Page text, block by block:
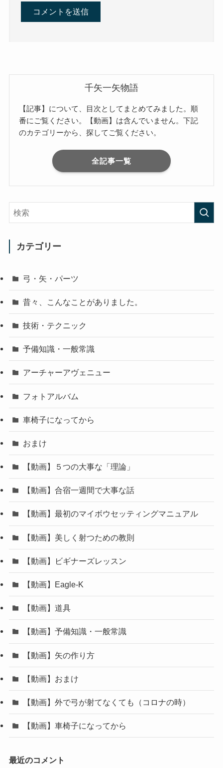
千矢一矢物語
【記事】について、目次としてまとめてみました。順
番にご覧ください。【動画】は含んでいません。下記
のカテゴリーから、探してご覧ください。
全記事一覧
カテゴリー
弓・矢・パーツ
昔々、こんなことがありました。
技術・テクニック
予備知識・一般常識
アーチャーアヴェニュー
フォトアルバム
車椅子になってから
おまけ
【動画】５つの大事な「理論」
【動画】合宿一週間で大事な話
【動画】最初のマイボウセッティングマニュアル
【動画】美しく射つための教則
【動画】ビギナーズレッスン
【動画】Eagle-K
【動画】道具
【動画】予備知識・一般常識
【動画】矢の作り方
【動画】おまけ
【動画】外で弓が射てなくても（コロナの時）
【動画】車椅子になってから
最近のコメント